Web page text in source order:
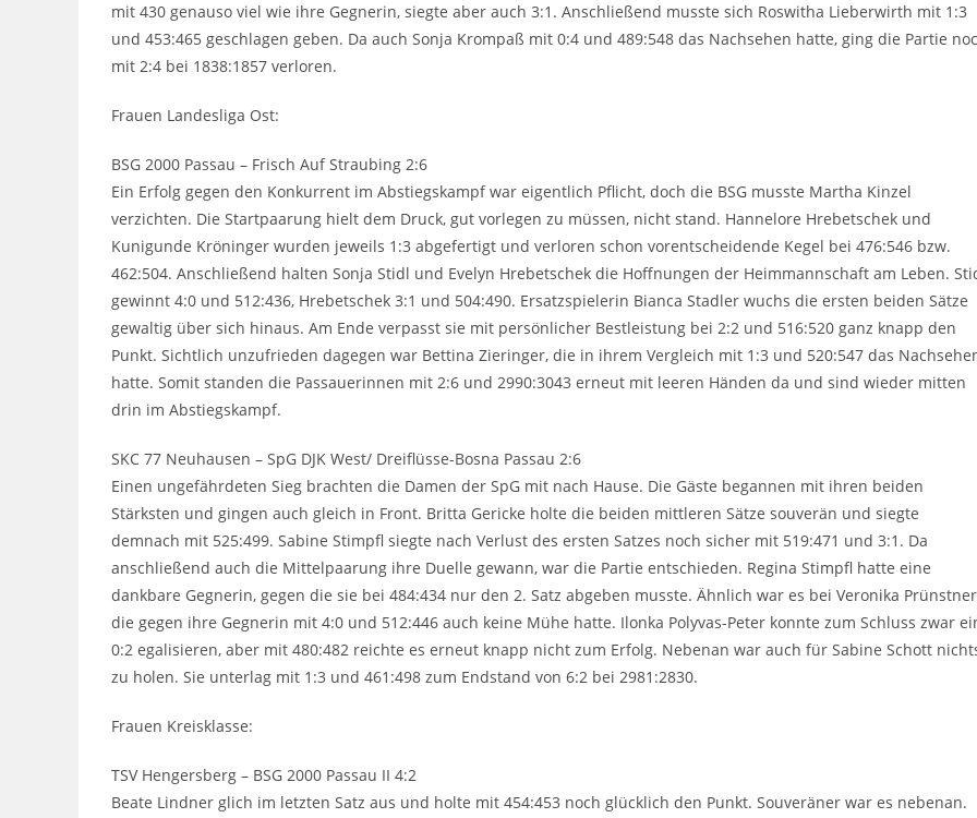
mit 430 genauso viel wie ihre Gegnerin, siegte aber auch 3:1. Anschließend musste sich Roswitha Lieberwirth mit 1:3
und 453:465 geschlagen geben. Da auch Sonja Krompaß mit 0:4 und 489:548 das Nachsehen hatte, ging die Partie
mit 2:4 bei 1838:1857 verloren.
Frauen Landesliga Ost:
BSG 2000 Passau – Frisch Auf Straubing 2:6
Ein Erfolg gegen den Konkurrent im Abstiegskampf war eigentlich Pflicht, doch die BSG musste Martha Kinzel
verzichten. Die Startpaarung hielt dem Druck, gut vorlegen zu müssen, nicht stand. Hannelore Hrebetschek und
Kunigunde Kröninger wurden jeweils 1:3 abgefertigt und verloren schon vorentscheidende Kegel bei 476:546 bzw.
462:504. Anschließend halten Sonja Stidl und Evelyn Hrebetschek die Hoffnungen der Heimmannschaft am Leben.
gewinnt 4:0 und 512:436, Hrebetschek 3:1 und 504:490. Ersatzspielerin Bianca Stadler wuchs die ersten beiden Sätze
gewaltig über sich hinaus. Am Ende verpasst sie mit persönlicher Bestleistung bei 2:2 und 516:520 ganz knapp den
Punkt. Sichtlich unzufrieden dagegen war Bettina Zieringer, die in ihrem Vergleich mit 1:3 und 520:547 das
hatte. Somit standen die Passauerinnen mit 2:6 und 2990:3043 erneut mit leeren Händen da und sind wieder mitten
drin im Abstiegskampf.
SKC 77 Neuhausen – SpG DJK West/ Dreiflüsse-Bosna Passau 2:6
Einen ungefährdeten Sieg brachten die Damen der SpG mit nach Hause. Die Gäste begannen mit ihren beiden
Stärksten und gingen auch gleich in Front. Britta Gericke holte die beiden mittleren Sätze souverän und siegte
demnach mit 525:499. Sabine Stimpfl siegte nach Verlust des ersten Satzes noch sicher mit 519:471 und 3:1. Da
anschließend auch die Mittelpaarung ihre Duelle gewann, war die Partie entschieden. Regina Stimpfl hatte eine
dankbare Gegnerin, gegen die sie bei 484:434 nur den 2. Satz abgeben musste. Ähnlich war es bei Veronika
die gegen ihre Gegnerin mit 4:0 und 512:446 auch keine Mühe hatte. Ilonka Polyvas-Peter konnte zum Schluss zwar
0:2 egalisieren, aber mit 480:482 reichte es erneut knapp nicht zum Erfolg. Nebenan war auch für Sabine Schott
zu holen. Sie unterlag mit 1:3 und 461:498 zum Endstand von 6:2 bei 2981:2830.
Frauen Kreisklasse:
TSV Hengersberg – BSG 2000 Passau II 4:2
Beate Lindner glich im letzten Satz aus und holte mit 454:453 noch glücklich den Punkt. Souveräner war es nebenan.